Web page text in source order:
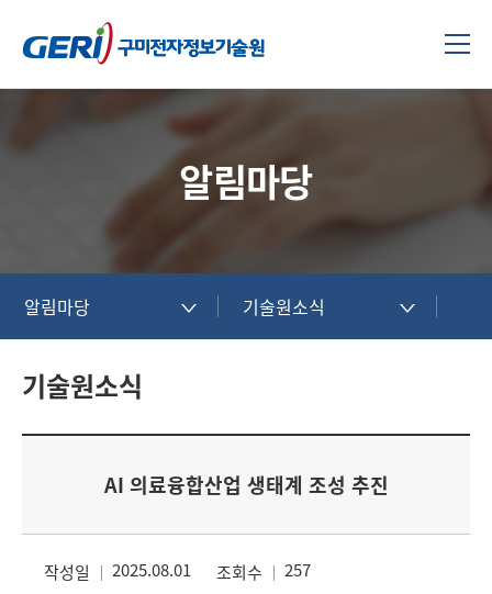
알림마당
알림마당 기술원소식
기술원소식
AI 의료융합산업 생태계 조성 추진
작성일 2025.08.01 조회수 257